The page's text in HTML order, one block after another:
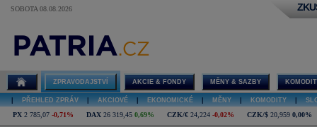
SOBOTA 08.08.2026
ZPRAVODAJSTVÍ AKCIE & FONDY MĚNY & SAZBY
PŘEHLED ZPRÁV AKCIOVÉ EKONOMICKÉ MĚNY KOMODITY
PX 2 785,07 -0,71% DAX 26 319,45 0,69% CZK/€ 24,224 -0,02% CZK/$ 20,959 0,00%